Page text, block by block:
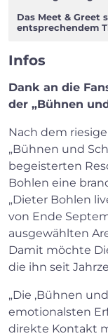
Das Meet & Greet
entsprechendem
Infos
Dank an die
der „Bühnen
Nach dem
„Bühnen und
begeisterten
Bohlen eine
„Dieter Bohlen
von Ende
ausgewählten
Damit möchte
die ihn seit
„Die ‚Bühnen
emotionalsten
direkte Kontakt